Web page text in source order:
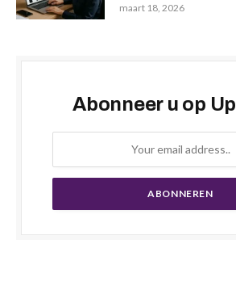
maart 18, 2026
Abonneer u op